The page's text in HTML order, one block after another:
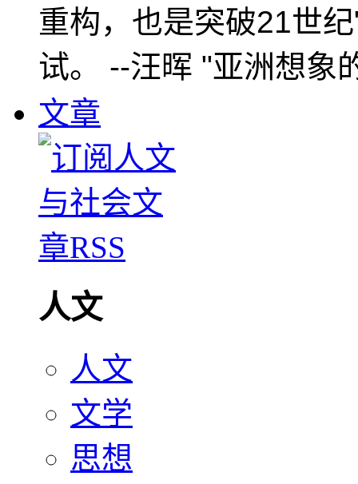
重构，也是突破21世
试。 --汪晖 "亚洲想象
文章
人文
人文
文学
思想